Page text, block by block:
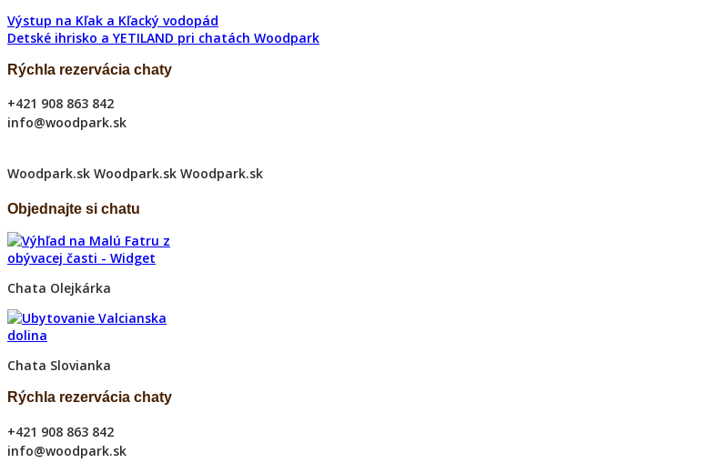
Výstup na Kľak a Kľacký vodopád
Detské ihrisko a YETILAND pri chatách Woodpark
Rýchla rezervácia chaty
+421 908 863 842
info@woodpark.sk
Woodpark.sk Woodpark.sk Woodpark.sk
Objednajte si chatu
Chata Olejkárka
Chata Slovianka
Rýchla rezervácia chaty
+421 908 863 842
info@woodpark.sk